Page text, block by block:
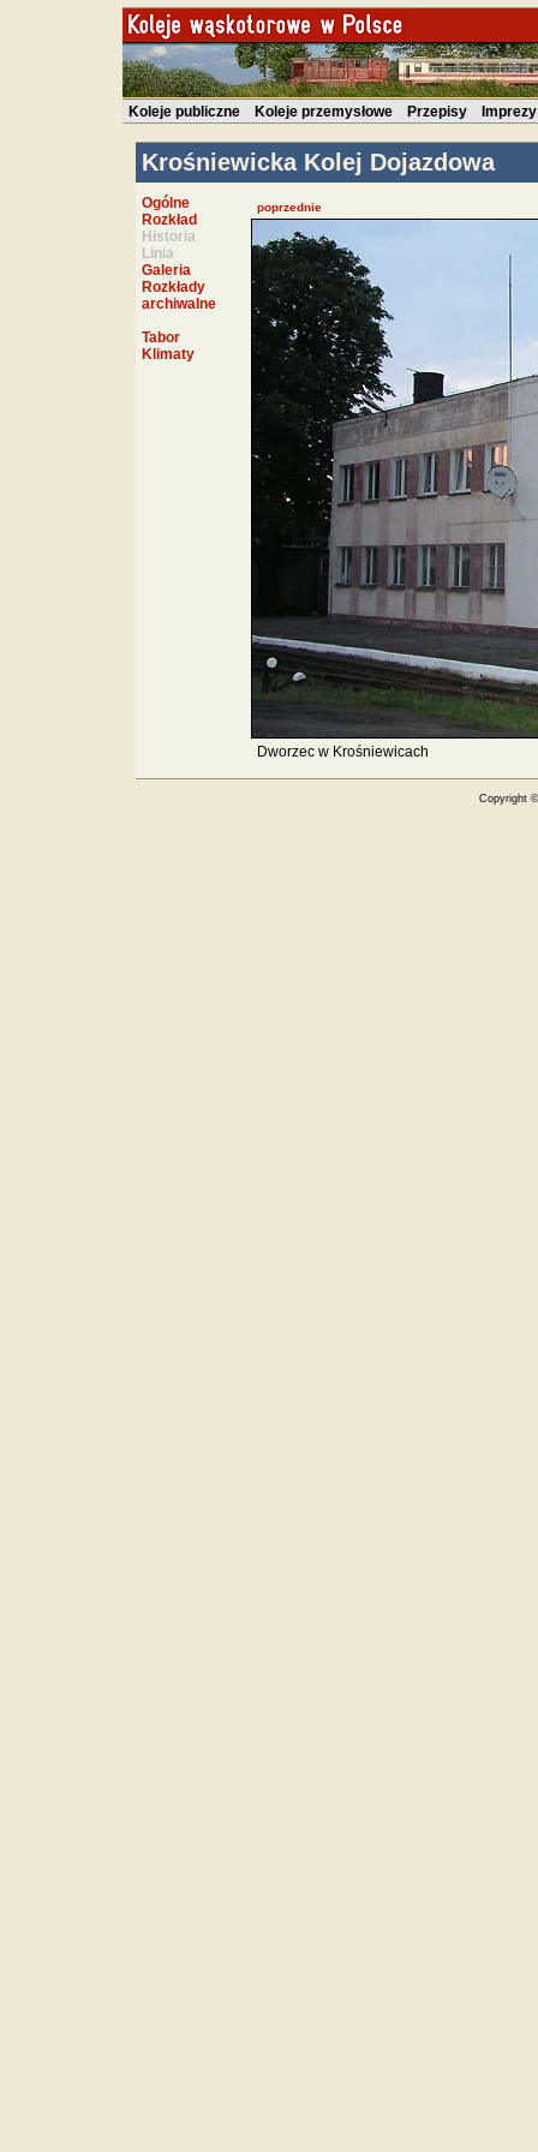
Koleje publiczne Koleje przemysłowe Przepisy Imprezy
Krośniewicka Kolej Dojazdowa
Ogólne
Rozkład
Historia
Linia
Galeria
Rozkłady
archiwalne
Tabor
Klimaty
poprzednie
Dworzec w Krośniewicach
Copyright